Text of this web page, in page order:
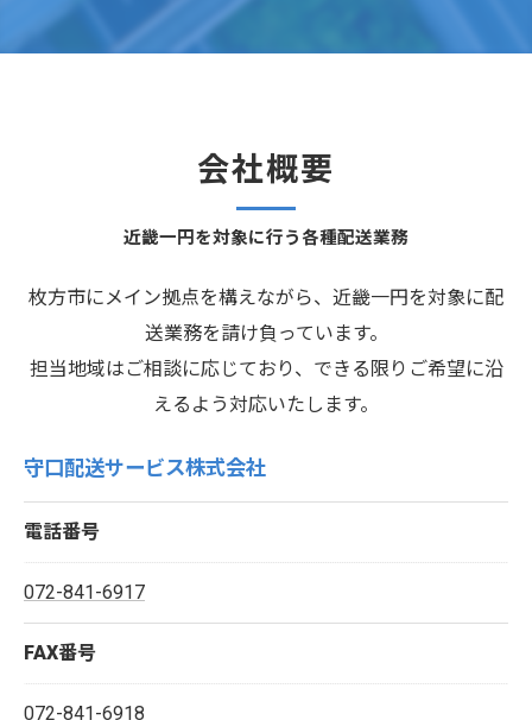
近畿一円を対象に行う各種配送業務
会社概要
枚方市にメイン拠点を構えながら、近畿一円を対象に配
送業務を請け負っています。
担当地域はご相談に応じており、できる限りご希望に沿
えるよう対応いたします。
守口配送サービス株式会社
電話番号
072-841-6917
FAX番号
072-841-6918